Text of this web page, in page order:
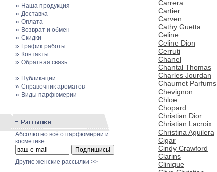
» Наша продукция
» Доставка
» Оплата
» Возврат и обмен
» Скидки
» График работы
» Контакты
» Обратная связь
» Публикации
» Cправочник ароматов
» Виды парфюмерии
Абсолютно всё о парфюмерии и
косметике
Другие женские рассылки >>
Carrera
Cartier
Carven
Cathy Guetta
Celine
Celine Dion
Cerruti
Chanel
Chantal Thomas
Charles Jourdan
Chaumet Parfums
Chevignon
Chloe
Chopard
Christian Dior
Christian Lacroix
Christina Aguilera
Cigar
Cindy Crawford
Clarins
Clinique